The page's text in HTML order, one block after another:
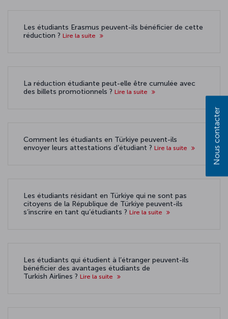
Les étudiants Erasmus peuvent-ils bénéficier de cette
réduction ? Lire la suite
La réduction étudiante peut-elle être cumulée avec
des billets promotionnels ? Lire la suite
Comment les étudiants en Türkiye peuvent-ils
envoyer leurs attestations d’étudiant ? Lire la suite
Les étudiants résidant en Türkiye qui ne sont pas
citoyens de la République de Türkiye peuvent-ils
s’inscrire en tant qu’étudiants ? Lire la suite
Les étudiants qui étudient à l’étranger peuvent-ils
bénéficier des avantages étudiants de
Turkish Airlines ? Lire la suite
Nous contacter